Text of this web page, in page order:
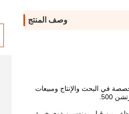
وصف المنتج
500.